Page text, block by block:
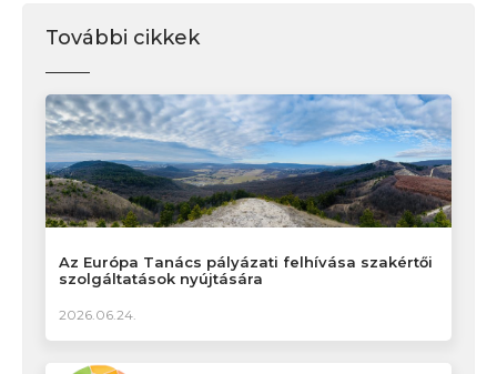
További cikkek
Az Európa Tanács pályázati felhívása szakértői
szolgáltatások nyújtására
2026.06.24.